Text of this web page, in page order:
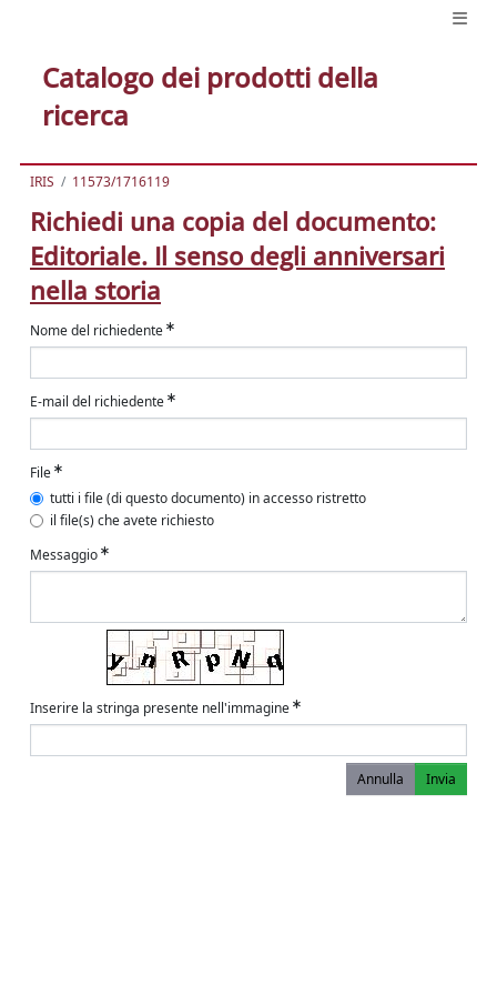
Catalogo dei prodotti della
ricerca
IRIS 11573/1716119
Richiedi una copia del documento:
Editoriale. Il senso degli anniversari
nella storia
Nome del richiedente
E-mail del richiedente
File
tutti i file (di questo documento) in accesso ristretto
il file(s) che avete richiesto
Messaggio
Inserire la stringa presente nell'immagine
Annulla Invia